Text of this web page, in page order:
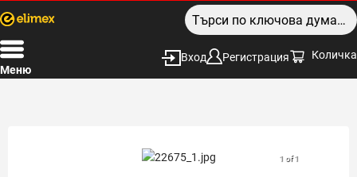
Меню
Вход Регистрация Количка
1 of 1